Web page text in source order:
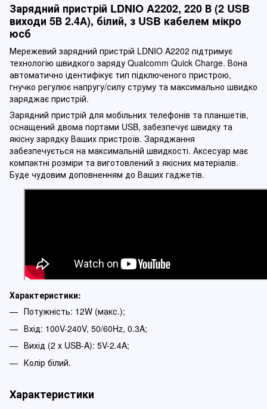
Зарядний пристрій LDNIO A2202, 220 В (2 USB
виходи 5В 2.4А), білий, з USB кабелем мікро
юсб
Мережевий зарядний пристрій LDNIO A2202 підтримує
технологію швидкого заряду Qualcomm Quick Charge. Вона
автоматично ідентифікує тип підключеного пристрою,
гнучко регулює напругу/силу струму та максимально швидко
заряджає пристрій.
Зарядний пристрій для мобільних телефонів та планшетів,
оснащений двома портами USB, забезпечує швидку та
якісну зарядку Ваших пристроїв. Заряджання
забезпечується на максимальній швидкості. Аксесуар має
компактні розміри та виготовлений з якісних матеріалів.
Буде чудовим доповненням до Ваших гаджетів.
Характеристики:
Потужність: 12W (макс.);
Вхід: 100V-240V, 50/60Hz, 0.3A;
Вихід (2 х USB-A): 5V-2.4A;
Колір білий.
Характеристики